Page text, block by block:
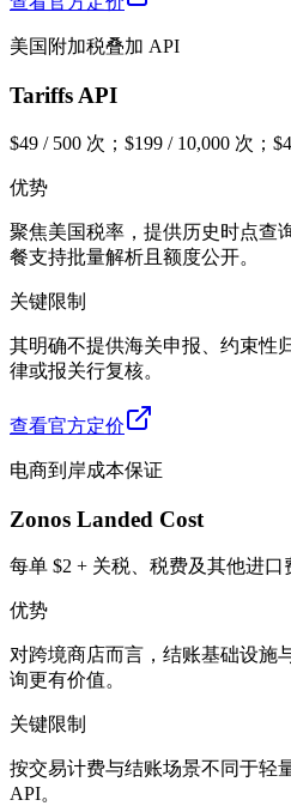
美国附加税叠加 API
Tariffs API
$49 / 500 次；$199 / 10,000 次；
优势
聚焦美国税率，提供历史时点查
餐支持批量解析且额度公开。
关键限制
其明确不提供海关申报、约束性
律或报关行复核。
查看官方定价
电商到岸成本保证
Zonos Landed Cost
每单 $2 + 关税、税费及其他进口
优势
对跨境商店而言，结账基础设施
询更有价值。
关键限制
按交易计费与结账场景不同于轻
API。